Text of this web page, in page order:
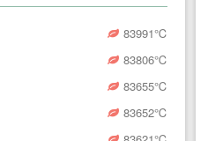
83991℃
83806℃
83655℃
83652℃